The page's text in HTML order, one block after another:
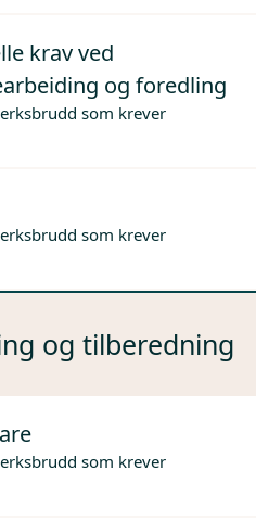
krav ved
og foredling
som krever
som krever
og tilberedning
som krever